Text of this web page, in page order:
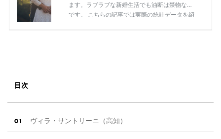
ます。ラブラブな新婚生活でも油断は禁物なの
です。 こちらの記事では実際の統計データを紹
多く、 「期間が空きすぎてそ […]続きを読む
目次
ヴィラ・サントリーニ（高知）